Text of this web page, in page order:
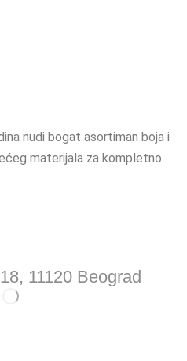
nudi bogat asortiman boja i
materijala za kompletno
11120 Beograd